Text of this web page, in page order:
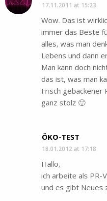
17.11.2011 at 15:23
Wow. Das ist
immer das Beste
alles, was man
Lebens und dann
Man kann doch
das ist, was man
Frisch gebackener
ganz stolz 🙂
ÖKO-TEST
18.01.2012 at 17:18
Hallo,
ich arbeite als PR-
und es gibt Neues